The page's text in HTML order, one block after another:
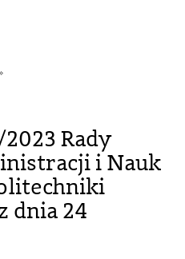
Rady
i Nauk
dnia 24